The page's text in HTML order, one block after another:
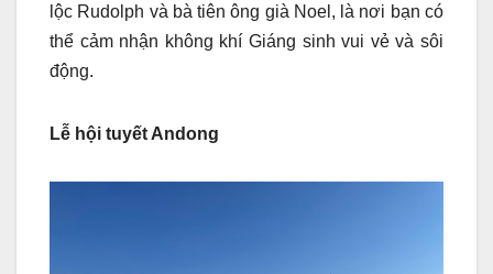
lộc Rudolph và bà tiên ông già Noel, là nơi bạn có
thể cảm nhận không khí Giáng sinh vui vẻ và sôi
động.
Lễ hội tuyết Andong